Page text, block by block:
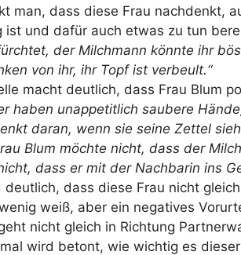
man, dass diese Frau nachdenkt,
ist und dafür auch etwas zu tun
der Milchmann könnte ihr
von ihr, ihr Topf ist verbeult.“
macht deutlich, dass Frau Blum
haben unappetitlich saubere
daran, wenn sie seine Zettel
Blum möchte nicht, dass der
dass er mit der Nachbarin ins
deutlich, dass diese Frau nicht
weiß, aber ein negatives
nicht gleich in Richtung
wird betont, wie wichtig es